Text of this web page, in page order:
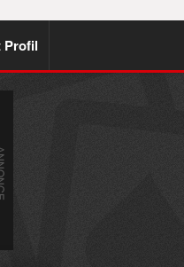
Profil